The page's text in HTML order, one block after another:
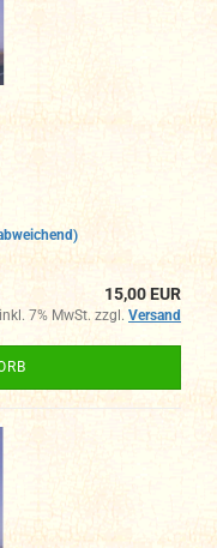
15,00 EUR
inkl. 7% MwSt. zzgl. Versand